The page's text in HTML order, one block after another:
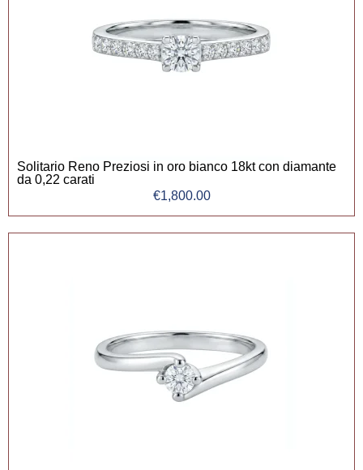
Solitario Reno Preziosi in oro bianco 18kt con diamante
da 0,22 carati
€1,800.00